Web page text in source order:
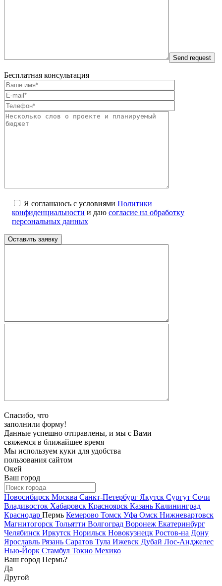
Бесплатная консультация
Я соглашаюсь с условиями Политики
конфиденциальности и даю согласие на обработку
персональных данных
Спасибо, что
заполнили форму!
Данные успешно отправлены, и мы с Вами
свяжемся в ближайшее время
Мы используем куки для удобства
пользования сайтом
Окей
Ваш город
Новосибирск Москва Санкт-Петербург Якутск Сургут Сочи
Владивосток Хабаровск Красноярск Казань Калининград
Краснодар Пермь Кемерово Томск Уфа Омск Нижневартовск
Магнитогорск Тольятти Волгоград Воронеж Екатеринбург
Челябинск Иркутск Норильск Новокузнецк Ростов-на Дону
Ярославль Рязань Саратов Тула Ижевск Дубай Лос-Анджелес
Нью-Йорк Стамбул Токио Мехико
Ваш город Пермь?
Да
Другой